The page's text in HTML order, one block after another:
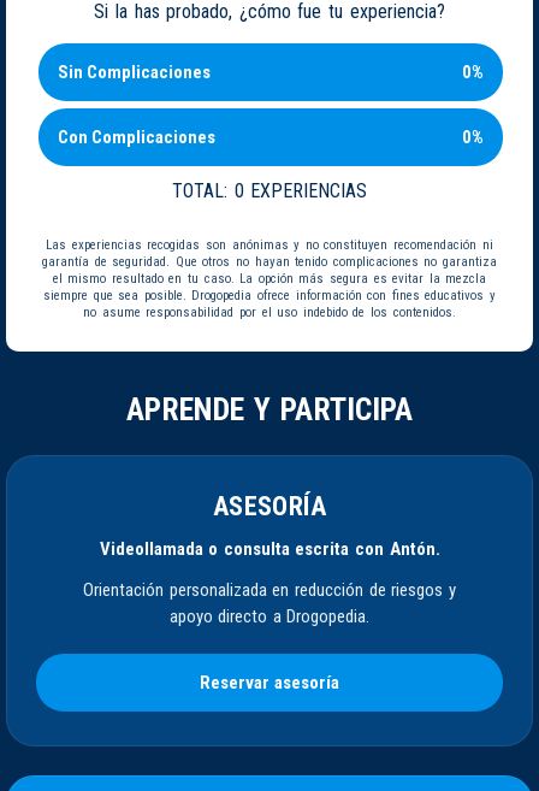
Si la has probado, ¿cómo fue tu experiencia?
Sin Complicaciones 0%
Con Complicaciones 0%
TOTAL: 0 EXPERIENCIAS
Las experiencias recogidas son anónimas y no constituyen recomendación ni
garantía de seguridad. Que otros no hayan tenido complicaciones no garantiza
el mismo resultado en tu caso. La opción más segura es evitar la mezcla
siempre que sea posible. Drogopedia ofrece información con fines educativos y
no asume responsabilidad por el uso indebido de los contenidos.
APRENDE Y PARTICIPA
ASESORÍA
Videollamada o consulta escrita con Antón.
Orientación personalizada en reducción de riesgos y
apoyo directo a Drogopedia.
Reservar asesoría